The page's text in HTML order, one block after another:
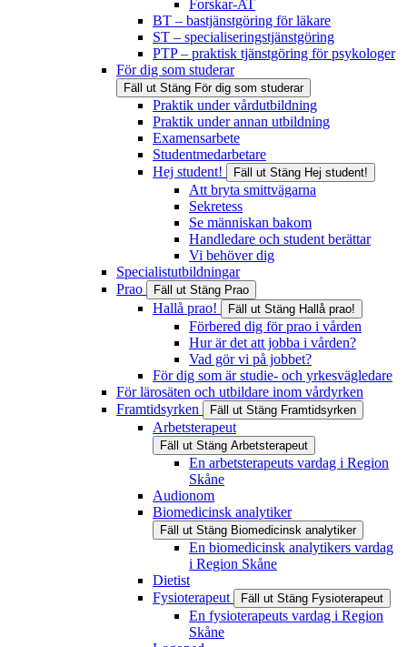
Forskar-AT
BT – bastjänstgöring för läkare
ST – specialiseringstjänstgöring
PTP – praktisk tjänstgöring för psykologer
För dig som studerar
Fäll ut Stäng För dig som studerar
Praktik under vårdutbildning
Praktik under annan utbildning
Examensarbete
Studentmedarbetare
Hej student!
Fäll ut Stäng Hej student!
Att bryta smittvägarna
Sekretess
Se människan bakom
Handledare och student berättar
Vi behöver dig
Specialistutbildningar
Prao
Fäll ut Stäng Prao
Hallå prao! Fäll ut Stäng Hallå prao!
Förbered dig för prao i vården
Hur är det att jobba i vården?
Vad gör vi på jobbet?
För dig som är studie- och yrkesvägledare
För lärosäten och utbildare inom vårdyrken
Framtidsyrken
Fäll ut Stäng Framtidsyrken
Arbetsterapeut
Fäll ut Stäng Arbetsterapeut
En arbetsterapeuts vardag i Region
Skåne
Audionom
Biomedicinsk analytiker
Fäll ut Stäng Biomedicinsk analytiker
En biomedicinsk analytikers vardag
i Region Skåne
Dietist
Fysioterapeut
Fäll ut Stäng Fysioterapeut
En fysioterapeuts vardag i Region
Skåne